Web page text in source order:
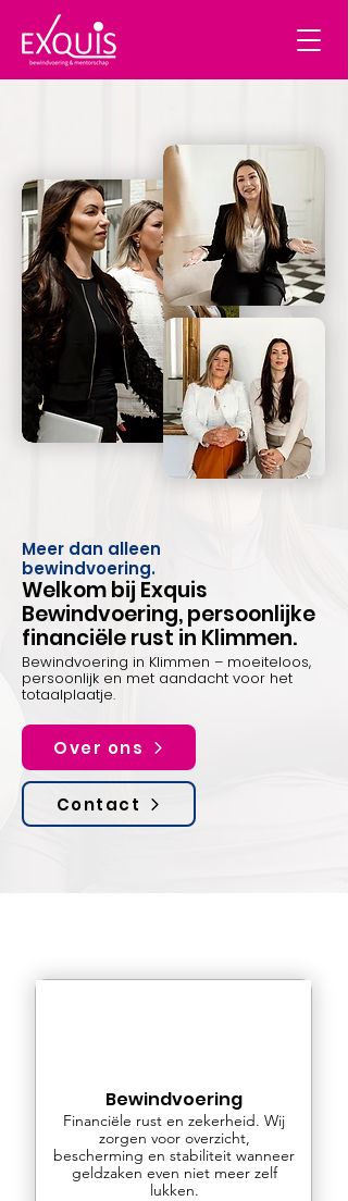
Meer dan alleen
bewindvoering.
Welkom bij Exquis
Bewindvoering, persoonlijke
financiële rust in Klimmen.
Bewindvoering in Klimmen – moeiteloos,
persoonlijk en met aandacht voor het
totaalplaatje.
Over ons
Contact
Bewindvoering
Financiële rust en zekerheid. Wij
zorgen voor overzicht,
bescherming en stabiliteit wanneer
geldzaken even niet meer zelf
lukken.